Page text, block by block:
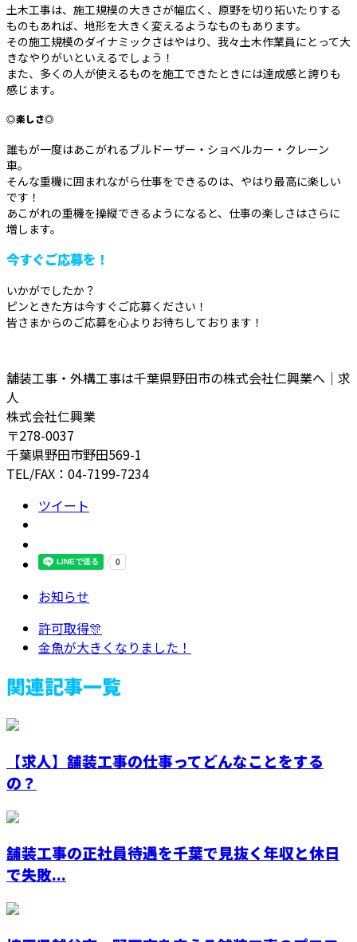
土木工事は、施工規模の大きさが幅広く、原野を切り拓いたりする
ものもあれば、地形を大きく変えるようなものもあります。
その施工規模のダイナミックさはやはり、我々土木作業員にとって大
きなやりがいといえるでしょう！
また、多くの人が使えるものを施工できたときには達成感と誇りも
感じます。
◎楽しさ◎
誰もが一度はあこがれるブルドーザー・ショベルカー・クレーン
車。
そんな重機に囲まれながら仕事をできるのは、やはり最高に楽しい
です！
あこがれの重機を操縦できるようになると、仕事の楽しさはさらに
増します。
今すぐご応募を！
いかがでしたか？
ピンときた方は今すぐご応募ください！
皆さまからのご応募を心よりお待ちしております！
舗装工事・外構工事は千葉県野田市の株式会社仁興業へ｜求
人
株式会社仁興業
〒278-0037
千葉県野田市野田569-1
TEL/FAX：04-7199-7234
ツイート
お知らせ
許可取得🎊
金魚が大きくなりました！
関連記事一覧
【求人】舗装工事の仕事ってどんなことをする
の？
舗装工事の正社員待遇を千葉で見抜く年収と休日
で失敗...